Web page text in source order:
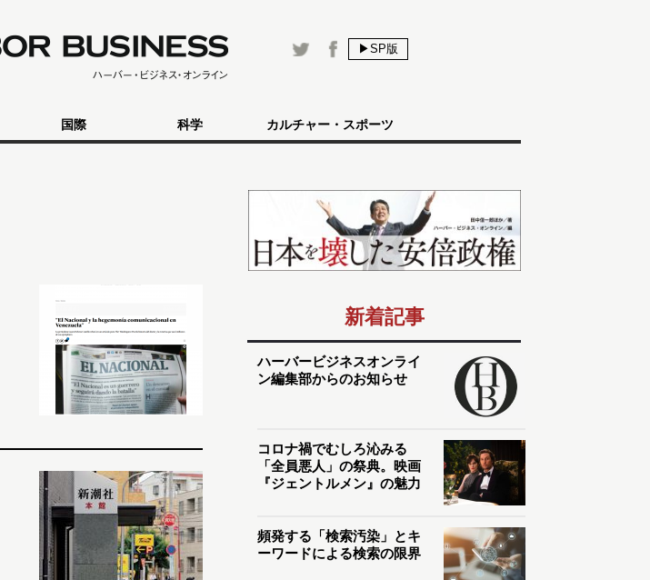
▶SP版
国際 科学 カルチャー・スポーツ
新着記事
ハーバービジネスオンライ
ン編集部からのお知らせ
コロナ禍でむしろ沁みる
「全員悪人」の祭典。映画
『ジェントルメン』の魅力
頻発する「検索汚染」とキ
ーワードによる検索の限界